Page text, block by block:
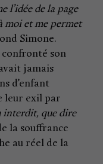
l’idée de la page
moi et me permet
Simone.
confronté son
jamais
d’enfant
leur exil par
interdit, que dire
la souffrance
au réel de la